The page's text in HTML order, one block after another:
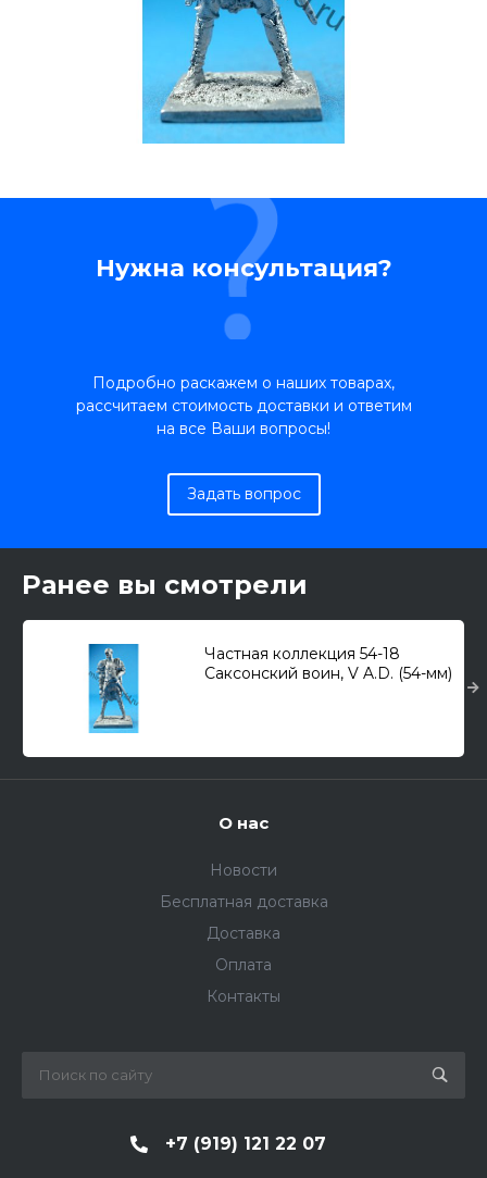
Нужна консультация?
Подробно раскажем о наших товарах,
рассчитаем стоимость доставки и ответим
на все Ваши вопросы!
Задать вопрос
Ранее вы смотрели
Частная коллекция 54-18
Саксонский воин, V A.D. (54-мм)
О нас
Новости
Бесплатная доставка
Доставка
Оплата
Контакты
+7 (919) 121 22 07